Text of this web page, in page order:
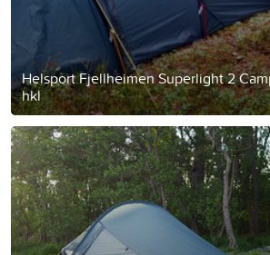
Helsport Fjellheimen Superlight 2
hkl